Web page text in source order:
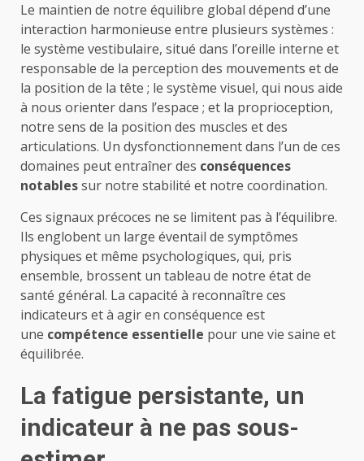
Le maintien de notre équilibre global dépend d’une
interaction harmonieuse entre plusieurs systèmes :
le système vestibulaire, situé dans l’oreille interne et
responsable de la perception des mouvements et de
la position de la tête ; le système visuel, qui nous aide
à nous orienter dans l’espace ; et la proprioception,
notre sens de la position des muscles et des
articulations. Un dysfonctionnement dans l’un de ces
domaines peut entraîner des conséquences
notablessur notre stabilité et notre coordination.
Ces signaux précoces ne se limitent pas à l’équilibre.
Ils englobent un large éventail de symptômes
physiques et même psychologiques, qui, pris
ensemble, brossent un tableau de notre état de
santé général. La capacité à reconnaître ces
indicateurs et à agir en conséquence est
une compétence essentielle pour une vie saine et
équilibrée.
La fatigue persistante, un
indicateur à ne pas sous-